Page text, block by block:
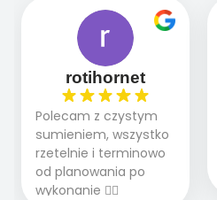
2 zlecenia na rolkę.
Polecam.
rotihornet
Polecam z czystym
sumieniem, wszystko
rzetelnie i terminowo
od planowania po
wykonanie 👍🏻